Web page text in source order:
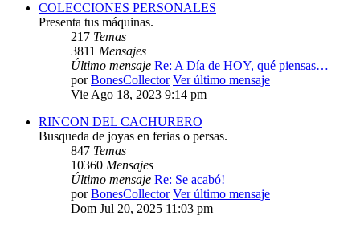
COLECCIONES PERSONALES
Presenta tus máquinas.
217 Temas
3811 Mensajes
Último mensaje Re: A Día de HOY, qué piensas…
porBonesCollector Ver último mensaje
Vie Ago 18, 2023 9:14 pm
RINCON DEL CACHURERO
Busqueda de joyas en ferias o persas.
847 Temas
10360 Mensajes
Último mensaje Re: Se acabó!
porBonesCollector Ver último mensaje
Dom Jul 20, 2025 11:03 pm